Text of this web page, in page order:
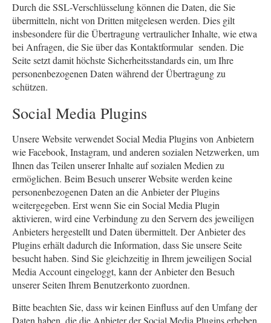
Durch die SSL-Verschlüsselung können die Daten, die Sie
übermitteln, nicht von Dritten mitgelesen werden. Dies gilt
insbesondere für die Übertragung vertraulicher Inhalte, wie etwa
bei Anfragen, die Sie über das Kontaktformular senden. Die
Seite setzt damit höchste Sicherheitsstandards ein, um Ihre
personenbezogenen Daten während der Übertragung zu
schützen.
Social Media Plugins
Unsere Website verwendet Social Media Plugins von Anbietern
wie Facebook, Instagram, und anderen sozialen Netzwerken, um
Ihnen das Teilen unserer Inhalte auf sozialen Medien zu
ermöglichen. Beim Besuch unserer Website werden keine
personenbezogenen Daten an die Anbieter der Plugins
weitergegeben. Erst wenn Sie ein Social Media Plugin
aktivieren, wird eine Verbindung zu den Servern des jeweiligen
Anbieters hergestellt und Daten übermittelt. Der Anbieter des
Plugins erhält dadurch die Information, dass Sie unsere Seite
besucht haben. Sind Sie gleichzeitig in Ihrem jeweiligen Social
Media Account eingeloggt, kann der Anbieter den Besuch
unserer Seiten Ihrem Benutzerkonto zuordnen.
Bitte beachten Sie, dass wir keinen Einfluss auf den Umfang der
Daten haben, die die Anbieter der Social Media Plugins erheben